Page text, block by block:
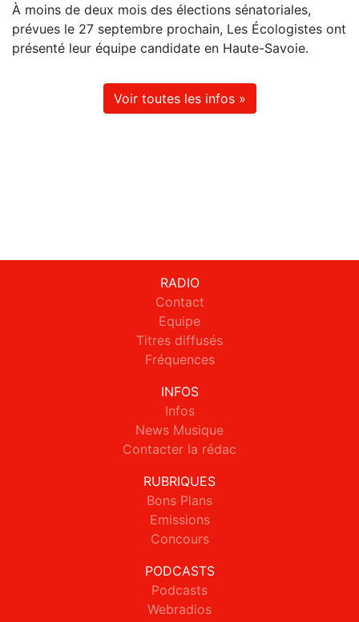
À moins de deux mois des élections sénatoriales,
prévues le 27 septembre prochain, Les Écologistes ont
présenté leur équipe candidate en Haute-Savoie.
Voir toutes les infos »
RADIO
Contact
Equipe
Titres diffusés
Fréquences
INFOS
Infos
News Musique
Contacter la rédac
RUBRIQUES
Bons Plans
Emissions
Concours
PODCASTS
Podcasts
Webradios